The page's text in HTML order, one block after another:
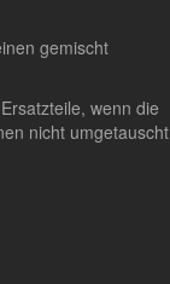
gemischt
wenn die
nicht umgetauscht